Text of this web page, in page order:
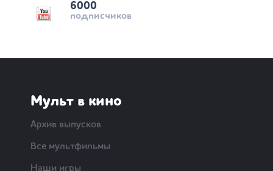
6000
подписчиков
Мульт в кино
Архив выпусков
Все мультфильмы
Наши игры